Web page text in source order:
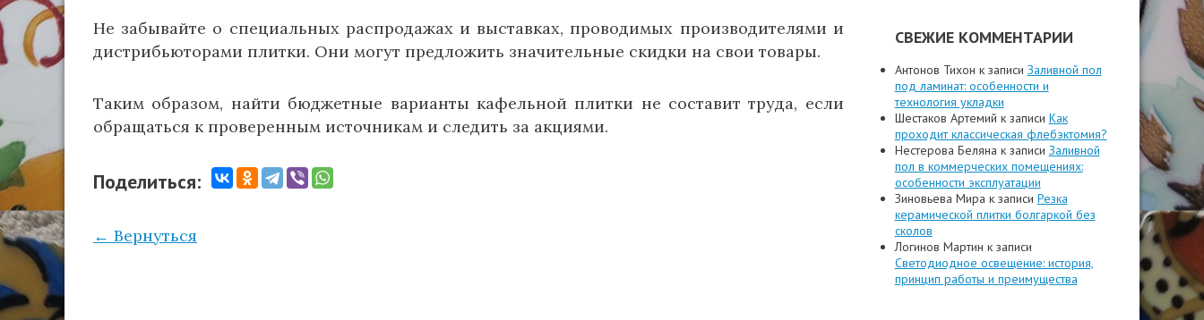
Не забывайте о специальных распродажах и выставках, проводимых производителями и
дистрибьюторами плитки. Они могут предложить значительные скидки на свои товары.
Таким образом, найти бюджетные варианты кафельной плитки не составит труда, если
обращаться к проверенным источникам и следить за акциями.
Поделиться:
← Вернуться
СВЕЖИЕ КОММЕНТАРИИ
Антонов Тихон к записи Заливной пол
под ламинат: особенности и
технология укладки
Шестаков Артемий к записи Как
проходит классическая флебэктомия?
Нестерова Беляна к записи Заливной
пол в коммерческих помещениях:
особенности эксплуатации
Зиновьева Мира к записи Резка
керамической плитки болгаркой без
сколов
Логинов Мартин к записи
Светодиодное освещение: история,
принцип работы и преимущества